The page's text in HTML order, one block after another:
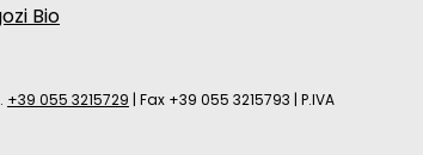
Bio
+39 055 3215729 | Fax +39 055 3215793 | P.IVA